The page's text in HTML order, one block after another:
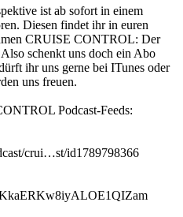
ist ab sofort in einem
Diesen findet ihr in euren
CRUISE CONTROL: Der
schenkt uns doch ein Abo
ihr uns gerne bei ITunes oder
uns freuen.
Podcast-Feeds:
crui…st/id1789798366